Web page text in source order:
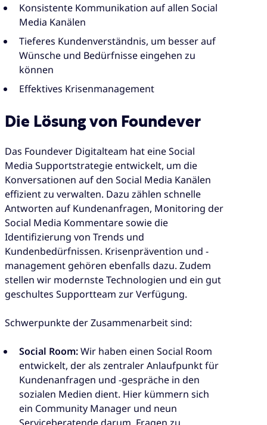
Konsistente Kommunikation auf allen Social
Media Kanälen
Tieferes Kundenverständnis, um besser auf
Wünsche und Bedürfnisse eingehen zu
können
Effektives Krisenmanagement
Die Lösung von Foundever
Das Foundever Digitalteam hat eine Social
Media Supportstrategie entwickelt, um die
Konversationen auf den Social Media Kanälen
effizient zu verwalten. Dazu zählen schnelle
Antworten auf Kundenanfragen, Monitoring der
Social Media Kommentare sowie die
Identifizierung von Trends und
Kundenbedürfnissen. Krisenprävention und -
management gehören ebenfalls dazu. Zudem
stellen wir modernste Technologien und ein gut
geschultes Supportteam zur Verfügung.
Schwerpunkte der Zusammenarbeit sind:
Social Room:Wir haben einen Social Room
entwickelt, der als zentraler Anlaufpunkt für
Kundenanfragen und -gespräche in den
sozialen Medien dient. Hier kümmern sich
ein Community Manager und neun